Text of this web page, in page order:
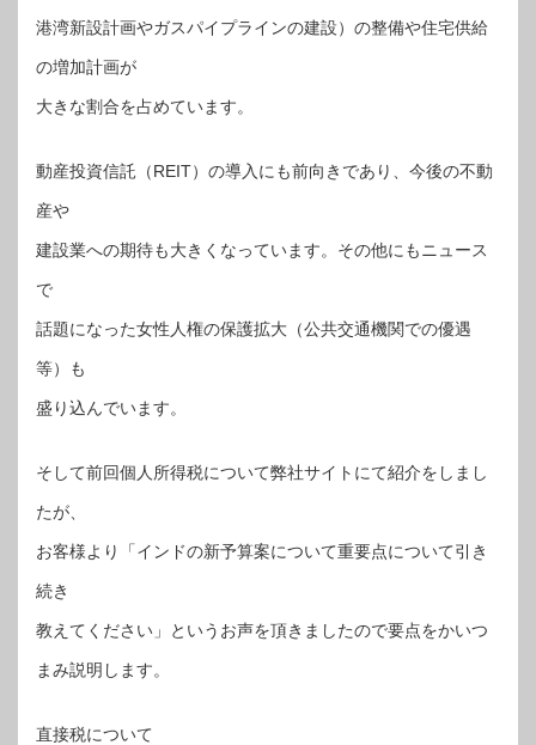
港湾新設計画やガスパイプラインの建設）の整備や住宅供給
の増加計画が
大きな割合を占めています。
動産投資信託（REIT）の導入にも前向きであり、今後の不動
産や
建設業への期待も大きくなっています。その他にもニュース
で
話題になった女性人権の保護拡大（公共交通機関での優遇
等）も
盛り込んでいます。
そして前回個人所得税について弊社サイトにて紹介をしまし
たが、
お客様より「インドの新予算案について重要点について引き
続き
教えてください」というお声を頂きましたので要点をかいつ
まみ説明します。
直接税について